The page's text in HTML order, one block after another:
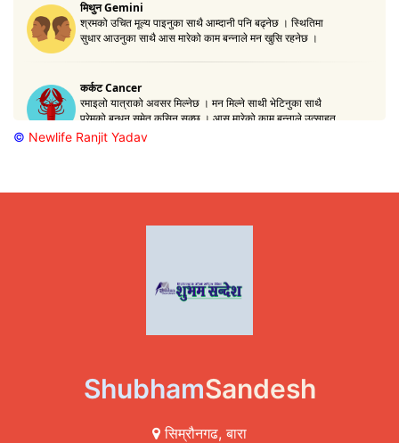
© Newlife Ranjit Yadav
ShubhamSandesh
सिम्रौनगढ, बारा